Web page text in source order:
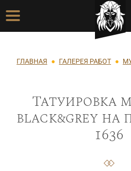
Перейти к основному
Основная навигация
Строка навигации
ГЛАВНАЯ ГАЛЕРЕЯ РАБОТ
Татуировка
black&grey на
1636